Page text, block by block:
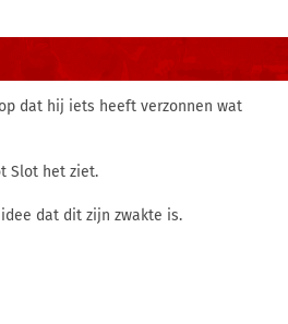
dat hij iets heeft verzonnen wat
Slot het ziet.
dat dit zijn zwakte is.